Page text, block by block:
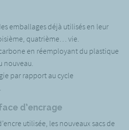
emballages déjà utilisés en leur
quatrième… vie.
en réemployant du plastique
nouveau.
par rapport au cycle
d’encrage
utilisée, les nouveaux sacs de